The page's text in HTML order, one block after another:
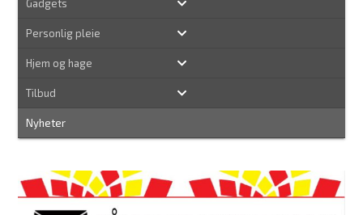
Gadgets
Personlig pleie
Hjem og hage
Tilbud
Nyheter